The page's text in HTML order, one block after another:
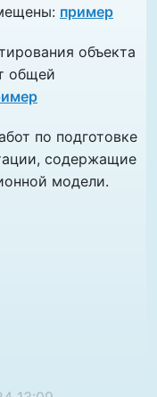
пример
объекта
общей
по подготовке
содержащие
модели.